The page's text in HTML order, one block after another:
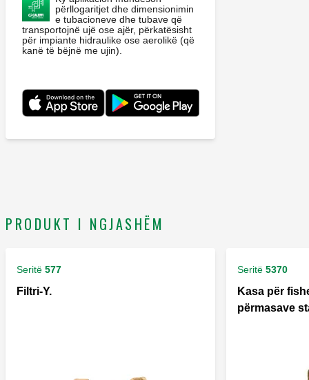
përllogaritjet dhe dimensionimin
e tubacioneve dhe tubave që
transportojnë ujë ose ajër, përkatësisht
për impiante hidraulike ose aerolikë (që
kanë të bëjnë me ujin).
PRODUKT I NGJASHËM
Seritë 577
Filtri-Y.
Seritë 5370
Kasa për
përmasave